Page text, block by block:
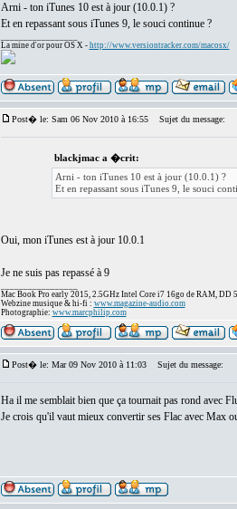
Arni - ton iTunes 10 est à jour (10.0.1) ?
Et en repassant sous iTunes 9, le souci continue ?
La mine d'or pour OS X - http://www.versiontracker.com/macosx/
Post� le: Sam 06 Nov 2010 à 16:55 Sujet du message:
blackjmac a �crit:
Arni - ton iTunes 10 est à jour (10.0.1) ?
Et en repassant sous iTunes 9, le souci
Oui, mon iTunes est à jour 10.0.1
Je ne suis pas repassé à 9
Mac Book Pro early 2015, 2.5GHz Intel Core i7 16go de RAM, DD
Webzine musique & hi-fi : www.magazine-audio.com
Photographie: www.marcphilip.com
Post� le: Mar 09 Nov 2010 à 11:03 Sujet du message:
Ha il me semblait bien que ça tournait pas rond avec
Je crois qu'il vaut mieux convertir ses Flac avec Max